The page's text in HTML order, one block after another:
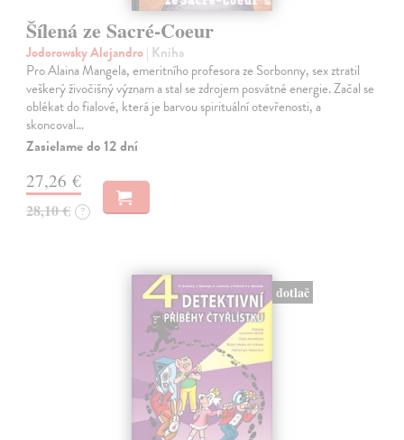
Šílená ze Sacré-Coeur
Jodorowsky Alejandro| Kniha
Pro Alaina Mangela, emeritního profesora ze Sorbonny, sex ztratil
veškerý živočišný význam a stal se zdrojem posvátné energie. Začal se
oblékat do fialové, která je barvou spirituální otevřenosti, a
skoncoval…
Zasielame do 12 dní
27,26 €
28,10 € ?
dotlač